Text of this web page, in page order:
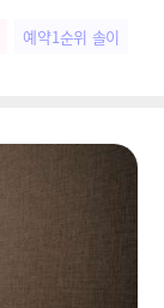
예약1순위 솔이